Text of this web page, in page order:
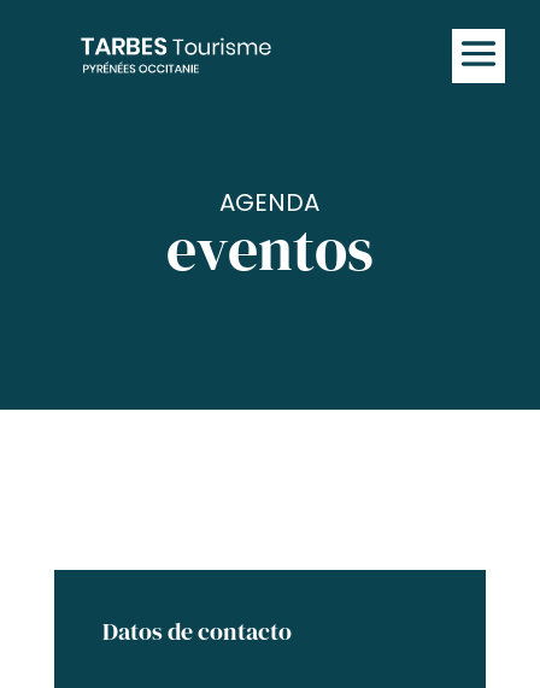
AGENDA
eventos
Datos de contacto